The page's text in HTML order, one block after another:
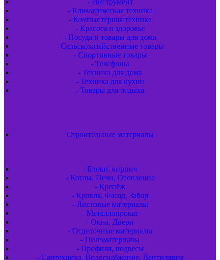
- Инструмент
- Климатическая техника
- Компьютерная техника
- Красота и здоровье
- Посуда и товары для дома
- Сельскохозяйственные товары
- Спортивные товары
- Телефоны
- Техника для дома
- Техника для кухни
- Товары для отдыха
Строительные материалы
- Блоки, кирпич
- Котлы, Печи, Отопление
- Крепёж
- Кровля, Фасад, Забор
- Листовые материалы
- Металлопрокат
- Окна, Двери
- Отделочные материалы
- Пиломатериалы
- Профиля, подвесы
- Сантехника, Водоснабжение, Вентиляция